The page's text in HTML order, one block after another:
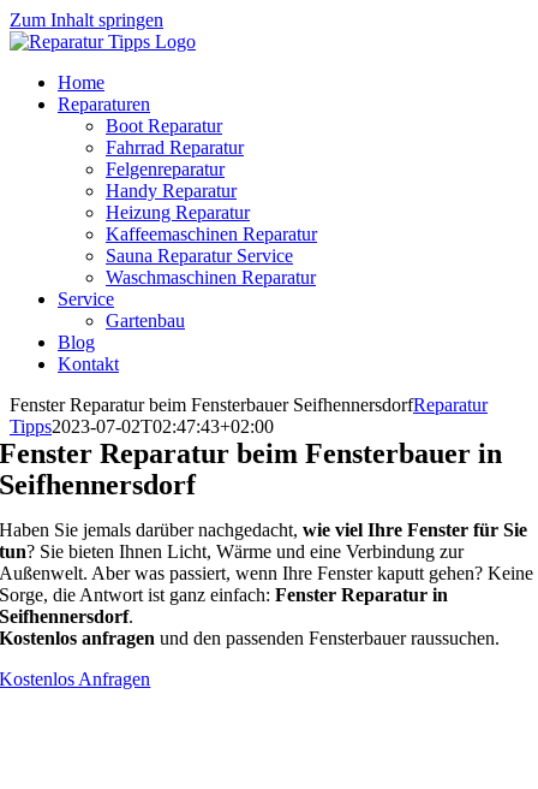
Zum Inhalt springen
Home
Reparaturen
Boot Reparatur
Fahrrad Reparatur
Felgenreparatur
Handy Reparatur
Heizung Reparatur
Kaffeemaschinen Reparatur
Sauna Reparatur Service
Waschmaschinen Reparatur
Service
Gartenbau
Blog
Kontakt
Fenster Reparatur beim Fensterbauer SeifhennersdorfReparatur
Tipps2023-07-02T02:47:43+02:00
Fenster Reparatur beim Fensterbauer in
Seifhennersdorf
Haben Sie jemals darüber nachgedacht,wie viel Ihre Fenster für Sie
tun? Sie bieten Ihnen Licht, Wärme und eine Verbindung zur
Außenwelt. Aber was passiert, wenn Ihre Fenster kaputt gehen? Keine
Sorge, die Antwort ist ganz einfach: Fenster Reparatur in
Seifhennersdorf.
Kostenlos anfragen und den passenden Fensterbauer raussuchen.
Kostenlos Anfragen